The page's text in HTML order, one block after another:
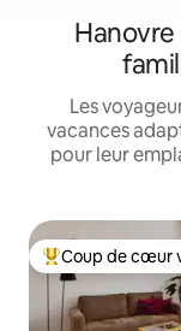
Les
vacances
pour leur
Coups de cœur
Coup de cœur